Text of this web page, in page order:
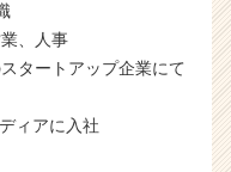
、人事
ートアップ企業にて
ィアに入社